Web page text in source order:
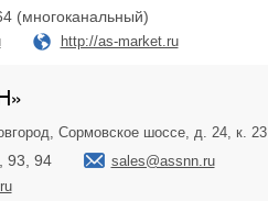
(многоканальный)
http://as-market.ru
Сормовское шоссе, д. 24, к. 23
93, 94
sales@assnn.ru